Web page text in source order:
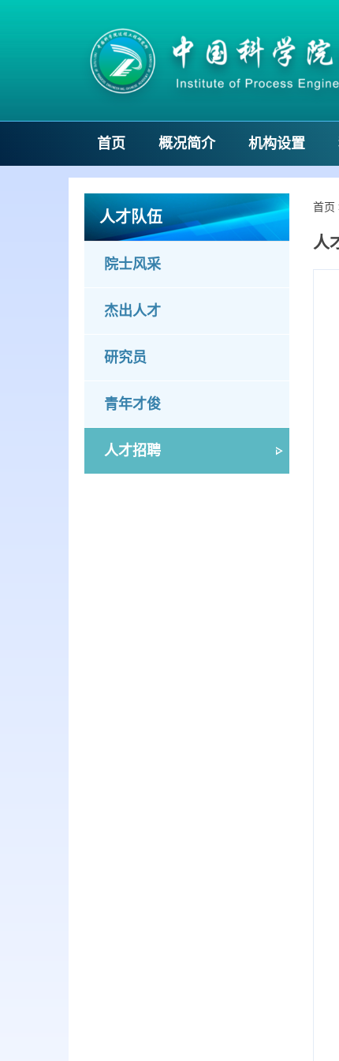
首页 概况简介 机构设置
人才队伍
院士风采
杰出人才
研究员
青年才俊
人才招聘
首页
人